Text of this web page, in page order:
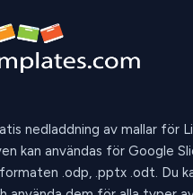
nedladdning av mallar för
kan användas för Google
.odp, .pptx .odt. Du